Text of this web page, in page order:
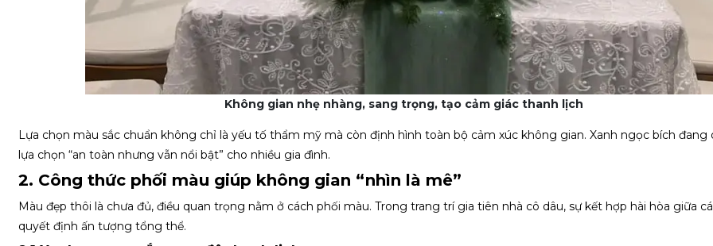
Không gian nhẹ nhàng, sang trọng, tạo cảm giác thanh lịch
Lựa chọn màu sắc chuẩn không chỉ là yếu tố thẩm mỹ mà còn định hình toàn bộ cảm xúc không gian. Xanh ngọc bích đang
lựa chọn “an toàn nhưng vẫn nổi bật” cho nhiều gia đình.
2. Công thức phối màu giúp không gian “nhìn là mê”
Màu đẹp thôi là chưa đủ, điều quan trọng nằm ở cách phối màu. Trong trang trí gia tiên nhà cô dâu, sự kết hợp hài hòa giữa
quyết định ấn tượng tổng thể.